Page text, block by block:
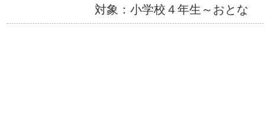
対象：小学校４年生～おとな